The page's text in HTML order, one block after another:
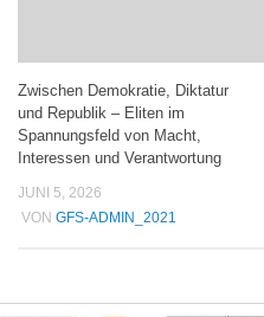
Zwischen Demokratie, Diktatur
und Republik – Eliten im
Spannungsfeld von Macht,
Interessen und Verantwortung
JUNI 5, 2026
VON GFS-ADMIN_2021